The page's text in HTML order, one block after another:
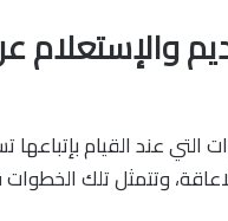
والإستعلام
عند القيام بإتباعها
وتتمثل تلك الخطوات